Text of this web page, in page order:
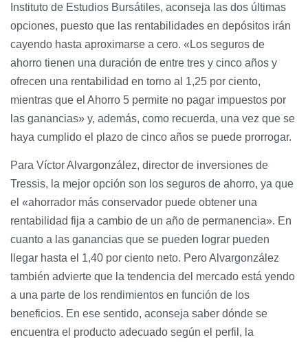
Instituto de Estudios Bursátiles, aconseja las dos últimas
opciones, puesto que las rentabilidades en depósitos irán
cayendo hasta aproximarse a cero. «Los seguros de
ahorro tienen una duración de entre tres y cinco años y
ofrecen una rentabilidad en torno al 1,25 por ciento,
mientras que el Ahorro 5 permite no pagar impuestos por
las ganancias» y, además, como recuerda, una vez que se
haya cumplido el plazo de cinco años se puede prorrogar.
Para Víctor Alvargonzález, director de inversiones de
Tressis, la mejor opción son los seguros de ahorro, ya que
el «ahorrador más conservador puede obtener una
rentabilidad fija a cambio de un año de permanencia». En
cuanto a las ganancias que se pueden lograr pueden
llegar hasta el 1,40 por ciento neto. Pero Alvargonzález
también advierte que la tendencia del mercado está yendo
a una parte de los rendimientos en función de los
beneficios. En ese sentido, aconseja saber dónde se
encuentra el producto adecuado según el perfil, la